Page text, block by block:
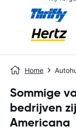
Home
Sommige
bedrijven
Americana